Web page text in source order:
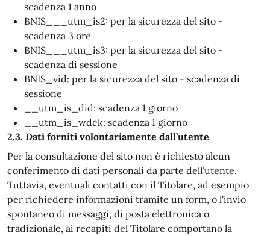
scadenza 1 anno
BNIS___utm_is2: per la sicurezza del sito -
scadenza 3 ore
BNIS___utm_is3: per la sicurezza del sito -
scadenza di sessione
BNIS_vid: per la sicurezza del sito - scadenza di
sessione
__utm_is_did: scadenza 1 giorno
__utm_is_wdck: scadenza 1 giorno
2.3. Dati forniti volontariamente dall’utente
Per la consultazione del sito non è richiesto alcun
conferimento di dati personali da parte dell’utente.
Tuttavia, eventuali contatti con il Titolare, ad esempio
per richiedere informazioni tramite un form, o l'invio
spontaneo di messaggi, di posta elettronica o
tradizionale, ai recapiti del Titolare comportano la